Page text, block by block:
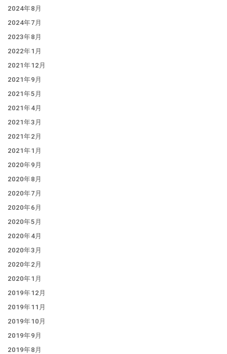
2024年8月
2024年7月
2023年8月
2022年1月
2021年12月
2021年9月
2021年5月
2021年4月
2021年3月
2021年2月
2021年1月
2020年9月
2020年8月
2020年7月
2020年6月
2020年5月
2020年4月
2020年3月
2020年2月
2020年1月
2019年12月
2019年11月
2019年10月
2019年9月
2019年8月